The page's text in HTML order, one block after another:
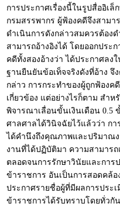
การประกาศเรื่องนี้ในรูปสื่ออิเ
กรมสรรพากร ผู้ฟ้องคดีจึงสามา
ดำเนินการดังกล่าวสมควรต้อง
สามารถอ้างอิงได้ โดยออกประ
คดีทั้งสองอ้างว่า ได้ประกาศลง
ฐานยืนยันข้อเท็จจริงดังที่อ้าง จึ
กล่าว การกระทำของผู้ถูกฟ้องค
เกี่ยวข้อง แต่อย่างไรก็ตาม สำ
พิจารณาเลื่อนขั้นเงินเดือน 0.5
ศาลศาลได้วินิจฉัยไว้แล้วว่า ก
ได้คำนึงถึงคุณภาพและปริมาณ
งานที่ได้ปฏิบัติมา ความสามาร
ตลอดจนการรักษาวินัยและการ
ข้าราชการ อันเป็นการสอดคล้อ
ประกาศรายชื่อผู้ที่มีผลการประ
ข้าราชการได้รับทราบโดยทั่วกั